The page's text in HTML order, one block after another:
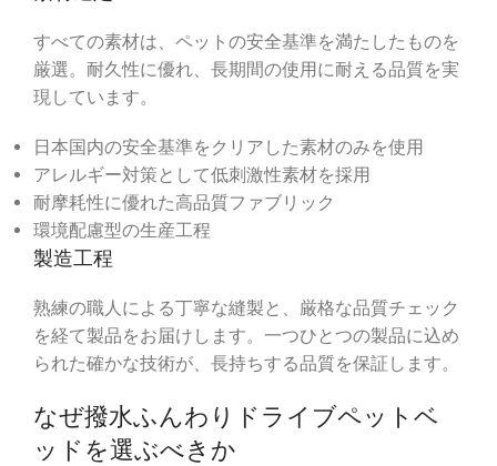
すべての素材は、ペットの安全基準を満たしたものを
厳選。耐久性に優れ、長期間の使用に耐える品質を実
現しています。
日本国内の安全基準をクリアした素材のみを使用
アレルギー対策として低刺激性素材を採用
耐摩耗性に優れた高品質ファブリック
環境配慮型の生産工程
製造工程
熟練の職人による丁寧な縫製と、厳格な品質チェック
を経て製品をお届けします。一つひとつの製品に込め
られた確かな技術が、長持ちする品質を保証します。
なぜ撥水ふんわりドライブペットベ
ッドを選ぶべきか